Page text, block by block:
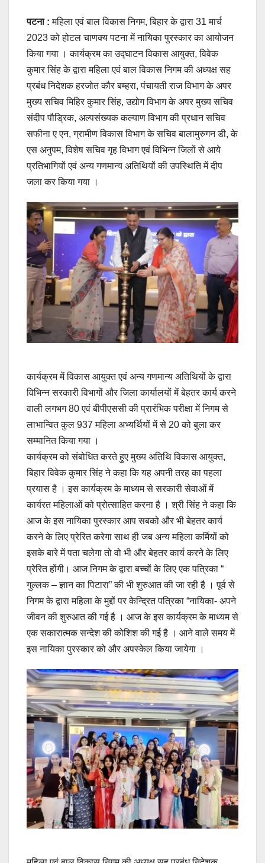
पटना :महिला एवं बाल विकास निगम, बिहार के द्वारा 31 मार्च
2023 को होटल चाणक्य पटना में नायिका पुरस्कार का आयोजन
किया गया । कार्यक्रम का उद्घाटन विकास आयुक्त, विवेक
कुमार सिंह के द्वारा महिला एवं बाल विकास निगम की अध्यक्ष सह
प्रबंध निदेशक हरजोत कौर बम्हरा, पंचायती राज विभाग के अपर
मुख्य सचिव मिहिर कुमार सिंह, उद्योग विभाग के अपर मुख्य सचिव
संदीप पौड्रिक, अल्पसंख्यक कल्याण विभाग की प्रधान सचिव
सफीना ए एन, ग्रामीण विकास विभाग के सचिव बालामुरुगन डी, के
एस अनुपम, विशेष सचिव गृह विभाग एवं विभिन्न जिलों से आये
प्रतिभागियों एवं अन्य गणमान्य अतिथियों की उपस्थिति में दीप
जला कर किया गया ।
कार्यक्रम में विकास आयुक्त एवं अन्य गणमान्य अतिथियों के द्वारा
विभिन्न सरकारी विभागों और जिला कार्यालयों में बेहतर कार्य करने
वाली लगभग 80 एवं बीपीएससी की प्रारंभिक परीक्षा में निगम से
लाभान्वित कुल 937 महिला अभ्यर्थियों में से 20 को बुला कर
सम्मानित किया गया ।
कार्यक्रम को संबोधित करते हुए मुख्य अतिथि विकास आयुक्त,
बिहार विवेक कुमार सिंह ने कहा कि यह अपनी तरह का पहला
प्रयास है । इस कार्यक्रम के माध्यम से सरकारी सेवाओं में
कार्यरत महिलाओं को प्रोत्साहित करना है । श्री सिंह ने कहा कि
आज के इस नायिका पुरस्कार आप सबको और भी बेहतर कार्य
करने के लिए प्रेरित करेगा साथ ही जब अन्य महिला कर्मियों को
इसके बारे में पता चलेगा तो वो भी और बेहतर कार्य करने के लिए
प्रेरित होंगी। आज निगम के द्वारा बच्चों के लिए एक पत्रिका “
गुल्लक – ज्ञान का पिटारा” की भी शुरुआत की जा रही है । पूर्व से
निगम के द्वारा महिला के मुद्दों पर केन्द्रित पत्रिका “नायिका- अपने
जीवन की शुरुआत की गई है । आज के इस कार्यक्रम के माध्यम से
एक सकारात्मक सन्देश की कोशिश की गई है । आने वाले समय में
इस नायिका पुरस्कार को और अपस्केल किया जायेगा ।